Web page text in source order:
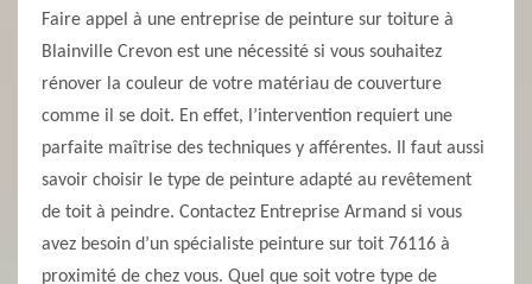
Faire appel à une entreprise de peinture sur toiture à
Blainville Crevon est une nécessité si vous souhaitez
rénover la couleur de votre matériau de couverture
comme il se doit. En effet, l’intervention requiert une
parfaite maîtrise des techniques y afférentes. Il faut aussi
savoir choisir le type de peinture adapté au revêtement
de toit à peindre. Contactez Entreprise Armand si vous
avez besoin d’un spécialiste peinture sur toit 76116 à
proximité de chez vous. Quel que soit votre type de